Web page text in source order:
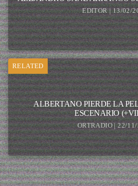
EDITOR | 13/02/
RELATED
ALBERTANO PIERDE LA
ESCENARIO
ORTRADIO | 22/